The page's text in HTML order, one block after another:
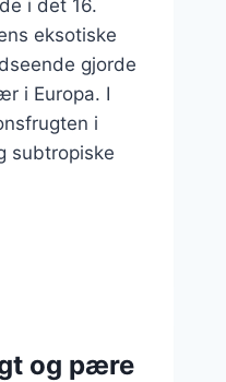
i det 16.
eksotiske
gjorde
i Europa. I
i
subtropiske
og pære